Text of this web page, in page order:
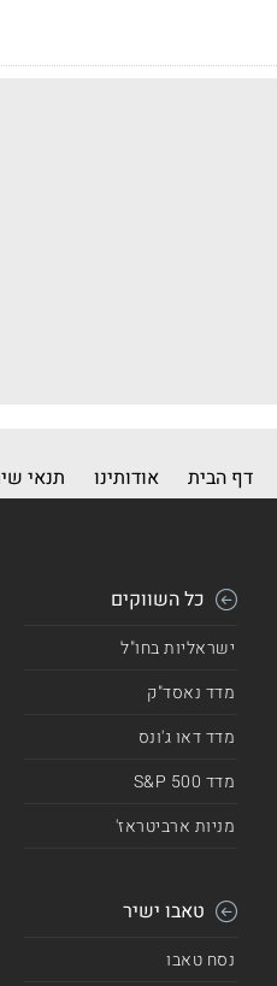
דף הבית אודותינו תנאי
כל השווקים
ישראליות בחו"ל
מדד נאסד"ק
מדד דאו ג'ונס
מדד 500 S&P
מניות ארביטראז'
טאבו ישיר
נסח טאבו